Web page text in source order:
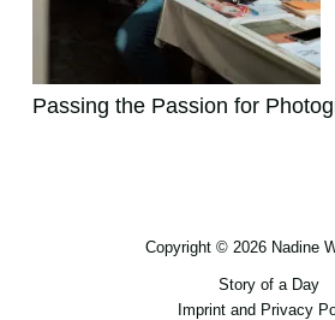
Passing the Passion for
Copyright © 2026 Nadine
Story of a Day
Imprint and Privacy